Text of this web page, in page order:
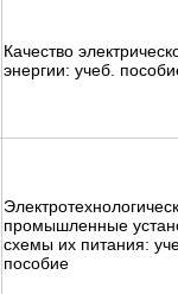
Качество
энергии: учеб.
промышленные
схемы их питания:
пособие